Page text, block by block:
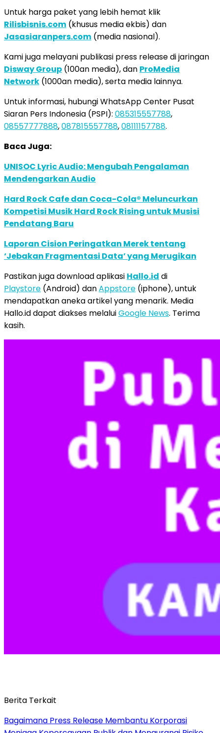
Untuk harga paket yang lebih hemat klik
Rilisbisnis.com (khusus media ekbis) dan
Jasasiaranpers.com (media nasional).
Kami juga melayani publikasi press release di jaringan
Disway Group (100an media), dan ProMedia
Network (1000an media), serta media lainnya.
Untuk informasi, hubungi WhatsApp Center Pusat
Siaran Pers Indonesia (PSPI): 085315557788,
08557777888,087815557788,08111157788.
Baca Juga:
UNISOC Lyric Audio: Mengubah Pengalaman
Mendengarkan Audio
Hard Rock Cafe dan Coca-Cola® Meluncurkan
Kompetisi Musik Hard Rock Rising untuk Musisi
Pendatang Baru
Laporan Cision Peringatkan Merek tentang
‘Jebakan Fragmentasi Data’ yang Merugikan
Pastikan juga download aplikasi Hallo.id di
Playstore (Android) danAppstore (iphone), untuk
mendapatkan aneka artikel yang menarik. Media
Hallo.id dapat diakses melaluiGoogle News. Terima
kasih.
Berita Terkait
Bagaimana Press Release Membantu Korporasi